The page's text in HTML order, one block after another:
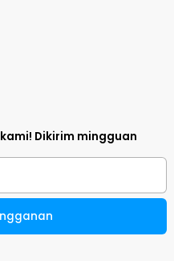
kami! Dikirim mingguan